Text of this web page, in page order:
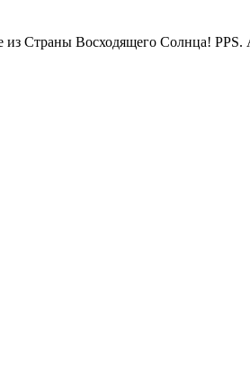
из Страны Восходящего Солнца!